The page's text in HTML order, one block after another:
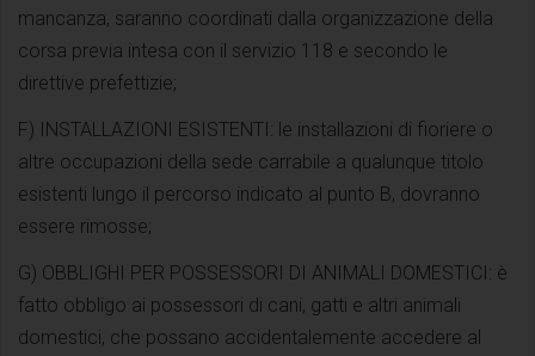
mancanza, saranno coordinati dalla organizzazione della
corsa previa intesa con il servizio 118 e secondo le
direttive prefettizie;
F) INSTALLAZIONI ESISTENTI: le installazioni di fioriere o
altre occupazioni della sede carrabile a qualunque titolo
esistenti lungo il percorso indicato al punto B, dovranno
essere rimosse;
G) OBBLIGHI PER POSSESSORI DI ANIMALI DOMESTICI: è
fatto obbligo ai possessori di cani, gatti e altri animali
domestici, che possano accidentalemente accedere al